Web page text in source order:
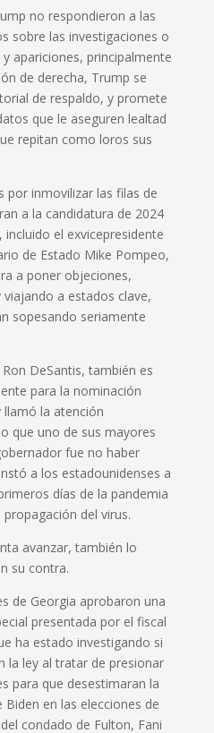
no respondieron a las
sobre las investigaciones o
apariciones, principalmente
de derecha, Trump se
de respaldo, y promete
que le aseguren lealtad
repitan como loros sus
inmovilizar las filas de
a la candidatura de 2024
el exvicepresidente
de Estado Mike Pompeo,
a poner objeciones,
a estados clave,
sopesando seriamente
DeSantis, también es
para la nominación
llamó la atención
que uno de sus mayores
fue no haber
a los estadounidenses a
días de la pandemia
del virus.
avanzar, también lo
su contra.
de Georgia aprobaron una
presentada por el fiscal
ha estado investigando si
la ley al tratar de presionar
para que desestimaran la
en las elecciones de
condado de Fulton, Fani